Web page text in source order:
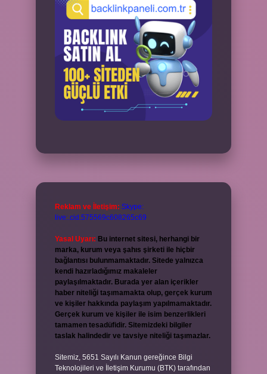
Reklam ve İletişim: Skype:
live:.cid.575569c608265c69
Yasal Uyarı: Bu internet sitesi, herhangi bir
marka, kurum veya şahıs şirketi ile hiçbir
bağlantısı bulunmamaktadır. Sitede yalnızca
kendi hazırladığımız makaleler
paylaşılmaktadır. Burada yer alan içerikler
haber niteliği taşımamakta olup, gerçek kurum
ve kişiler hakkında paylaşım yapılmamaktadır.
Gerçek kurum ve kişiler ile isim benzerlikleri
tamamen tesadüfidir. Sitemizdeki bilgiler
taslak halindedir ve tavsiye niteliği taşımazlar.
Sitemiz, 5651 Sayılı Kanun gereğince Bilgi
Teknolojileri ve İletişim Kurumu (BTK) tarafından